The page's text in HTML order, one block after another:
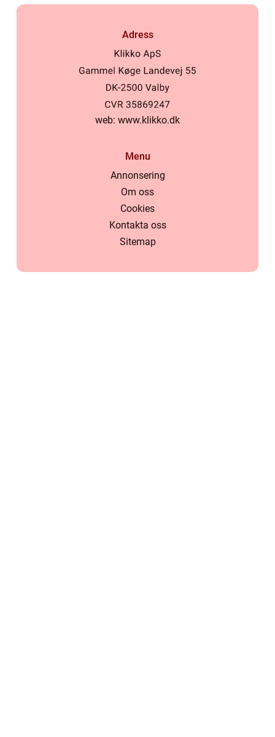
Adress
web: www.klikko.dk
Menu
Annonsering
Om oss
Cookies
Kontakta oss
Sitemap